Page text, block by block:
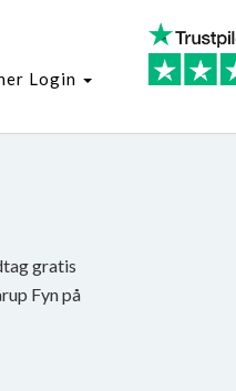
Login
gratis
Fyn på